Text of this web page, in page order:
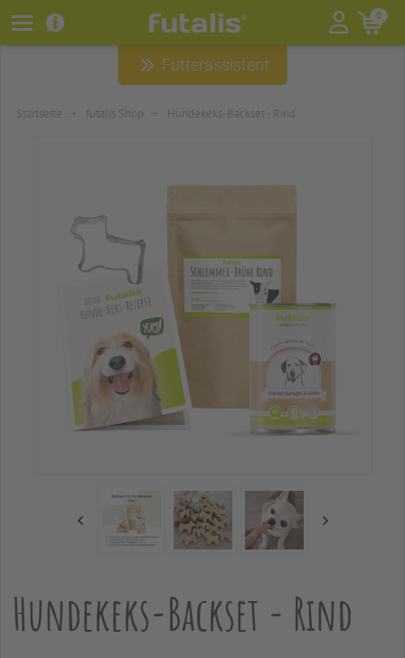
futalis® 0
HUNDEZUBEHÖR
Futterassistent
Startseite futalis Shop Hundekeks-Backset - Rind
Hundekeks-Backset - Rind